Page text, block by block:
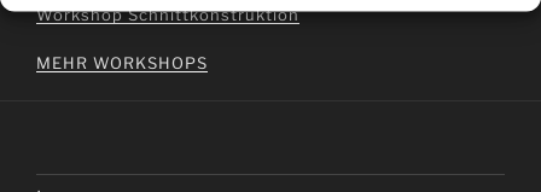
Workshop Schnittkonstruktion
MEHR WORKSHOPS